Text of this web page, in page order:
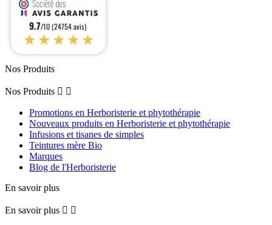
9.7/10 (24754 avis)
★★★★★
Nos Produits
Nos Produits  
Promotions en Herboristerie et phytothérapie
Nouveaux produits en Herboristerie et phytothérapie
Infusions et tisanes de simples
Teintures mère Bio
Marques
Blog de l'Herboristerie
En savoir plus
En savoir plus  